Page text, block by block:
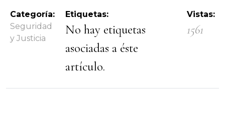
Categoría:
Seguridad
y Justicia
Etiquetas:
No hay etiquetas
asociadas a éste
artículo.
Vistas:
1561